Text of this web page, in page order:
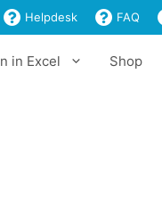
Helpdesk FAQ
in Excel Shop